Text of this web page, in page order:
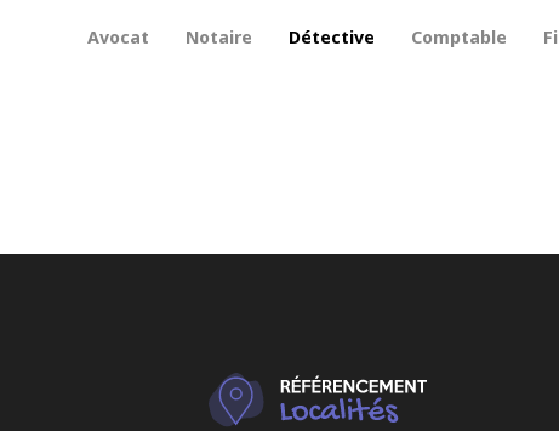
Avocat Notaire Détective Comptable